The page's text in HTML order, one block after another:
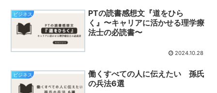
ビジネス
PTの読書感想文『道をひら
く』〜キャリアに活かせる理学療
法士の必読書〜
2024.10.28
ビジネス
働くすべての人に伝えたい 孫氏
の兵法6選